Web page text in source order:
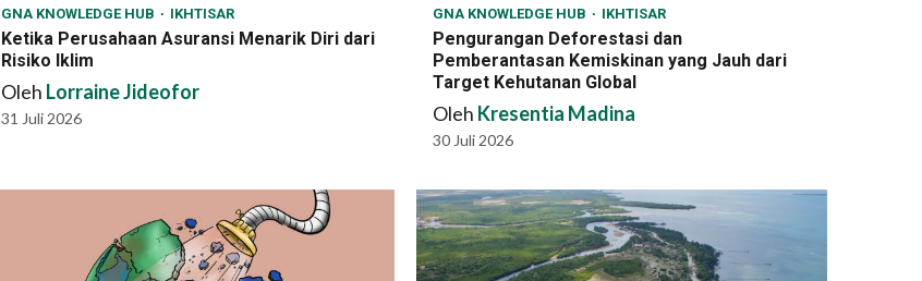
GNA KNOWLEDGE HUB IKHTISAR
Ketika Perusahaan Asuransi Menarik Diri dari
Risiko Iklim
Oleh Lorraine Jideofor
31 Juli 2026
GNA KNOWLEDGE HUB IKHTISAR
Pengurangan Deforestasi dan
Pemberantasan Kemiskinan yang Jauh dari
Target Kehutanan Global
Oleh Kresentia Madina
30 Juli 2026